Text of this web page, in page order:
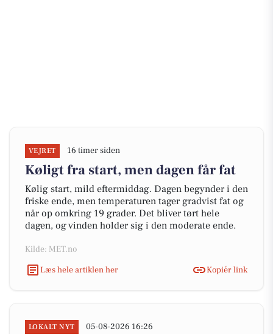
VEJRET 16 timer siden
Køligt fra start, men dagen får fat
Kølig start, mild eftermiddag. Dagen begynder i den
friske ende, men temperaturen tager gradvist fat og
når op omkring 19 grader. Det bliver tørt hele
dagen, og vinden holder sig i den moderate ende.
Kilde: MET.no
Læs hele artiklen her
Kopiér link
LOKALT NYT 05-08-2026 16:26